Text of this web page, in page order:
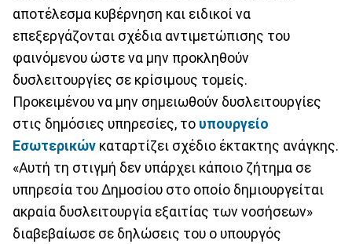
αποτέλεσμα κυβέρνηση και ειδικοί να
επεξεργάζονται σχέδια αντιμετώπισης του
φαινόμενου ώστε να μην προκληθούν
δυσλειτουργίες σε κρίσιμους τομείς.
Προκειμένου να μην σημειωθούν δυσλειτουργίες
στις δημόσιες υπηρεσίες, το υπουργείο
Εσωτερικών καταρτίζει σχέδιο έκτακτης ανάγκης.
«Αυτή τη στιγμή δεν υπάρχει κάποιο ζήτημα σε
υπηρεσία του Δημοσίου στο οποίο δημιουργείται
ακραία δυσλειτουργία εξαιτίας των νοσήσεων»
διαβεβαίωσε σε δηλώσεις του ο υπουργός